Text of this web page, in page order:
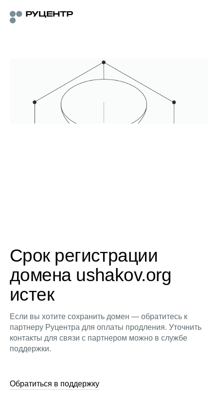
Срок регистрации
домена ushakov.org
истек
Если вы хотите сохранить домен — обратитесь к
партнеру Руцентра для оплаты продления. Уточнить
контакты для связи с партнером можно в службе
поддержки.
Обратиться в поддержку